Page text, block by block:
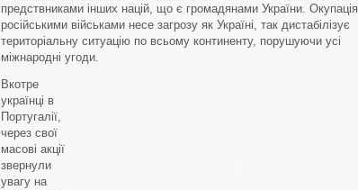
предствниками інших націй, що є громадянами України. Окупація
російськими військами несе загрозу як Україні, так дистабілізує
територіальну ситуацію по всьому континенту, порушуючи усі
міжнародні угоди.
Вкотре
українці в
Португалії,
через свої
масові акції
звернули
увагу на